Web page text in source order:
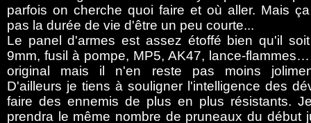
parfois on cherche quoi faire et où aller. Mais
pas la durée de vie d'être un peu courte...
Le panel d'armes est assez étoffé bien qu'il
9mm, fusil à pompe, MP5, AK47, lance-
original mais il n'en reste pas moins
D'ailleurs je tiens à souligner l'intelligence des
faire des ennemis de plus en plus résistants.
prendra le même nombre de pruneaux du